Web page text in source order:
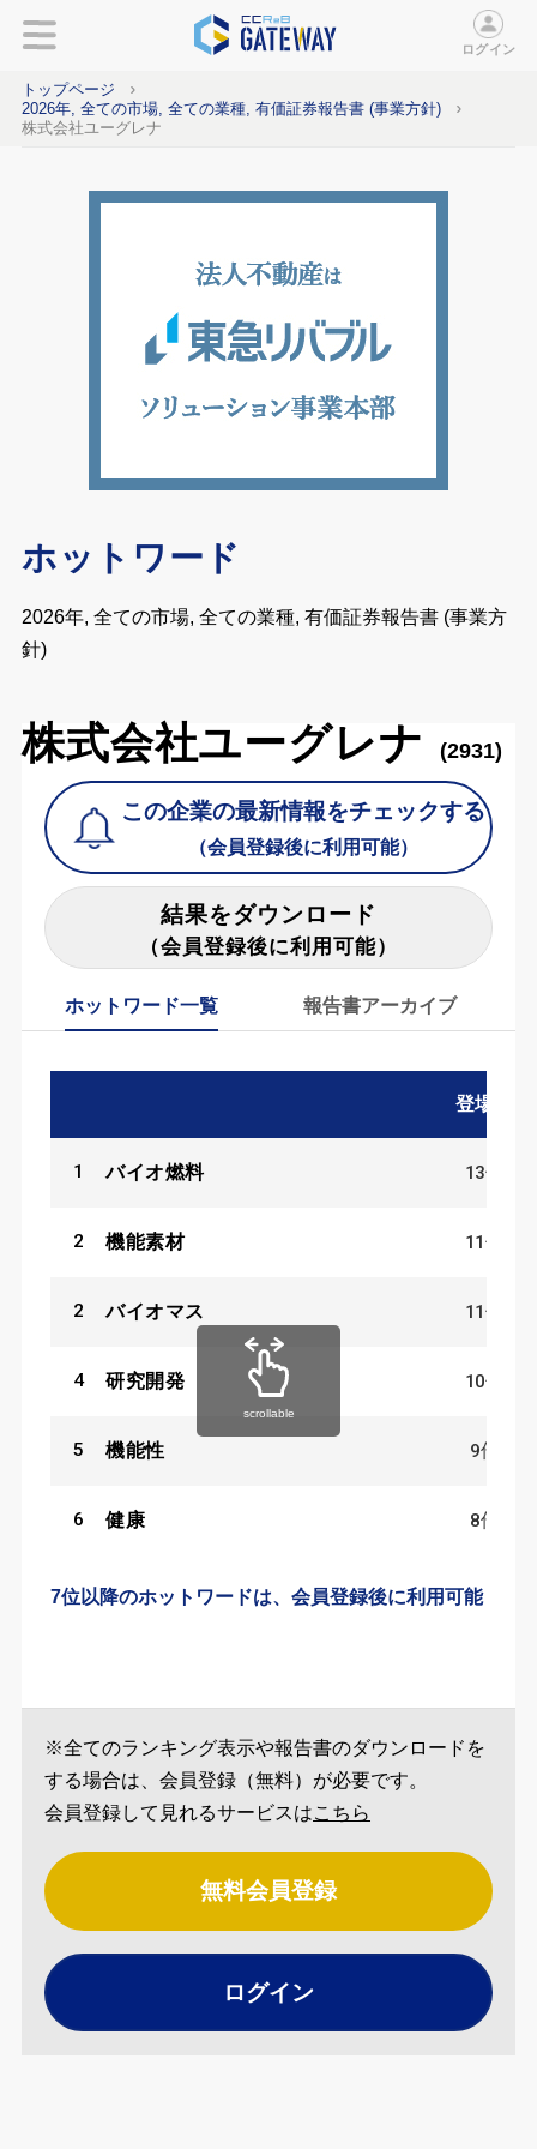
ログイン
トップページ
2026年, 全ての市場, 全ての業種, 有価証券報告書 (事業方針)
株式会社ユーグレナ
ホットワード
2026年, 全ての市場, 全ての業種, 有価証券報告書 (事業方
針)
株式会社ユーグレナ (2931)
この企業の最新情報をチェックする
（会員登録後に利用可能）
結果をダウンロード
（会員登録後に利用可能）
ホットワード一覧 報告書アーカイブ
登場数
1 バイオ燃料 13件
2 機能素材 11件
2 バイオマス 11件
4 研究開発 10件
5 機能性 9件
6 健康 8件
7位以降のホットワードは、会員登録後に利用可能
scrollable
※全てのランキング表示や報告書のダウンロードを
する場合は、会員登録（無料）が必要です。
会員登録して見れるサービスはこちら
無料会員登録
ログイン